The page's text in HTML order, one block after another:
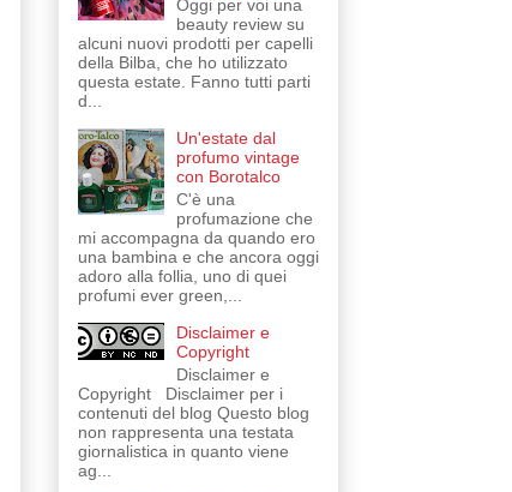
Oggi per voi una
beauty review su
alcuni nuovi prodotti per capelli
della Bilba, che ho utilizzato
questa estate. Fanno tutti parti
d...
Un'estate dal
profumo vintage
con Borotalco
C'è una
profumazione che
mi accompagna da quando ero
una bambina e che ancora oggi
adoro alla follia, uno di quei
profumi ever green,...
Disclaimer e
Copyright
Disclaimer e
Copyright Disclaimer per i
contenuti del blog Questo blog
non rappresenta una testata
giornalistica in quanto viene
ag...